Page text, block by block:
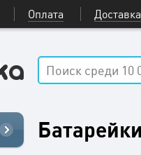
Оплата Доставка